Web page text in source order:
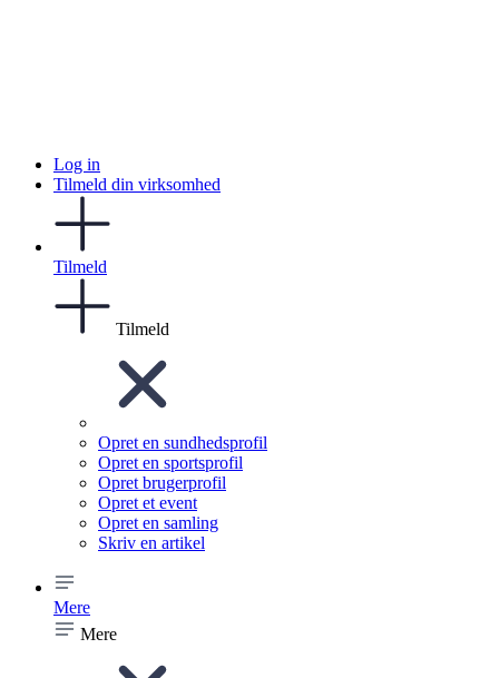
Log in
Tilmeld din virksomhed
Tilmeld
Tilmeld
Opret en sundhedsprofil
Opret en sportsprofil
Opret brugerprofil
Opret et event
Opret en samling
Skriv en artikel
Mere
Mere